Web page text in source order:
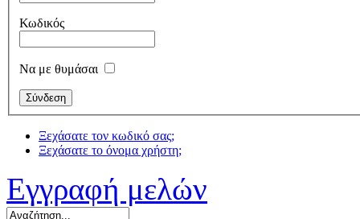
Κωδικός
Να με θυμάσαι
Ξεχάσατε τον κωδικό σας;
Ξεχάσατε το όνομα χρήστη;
Εγγραφή μελών